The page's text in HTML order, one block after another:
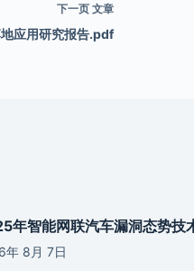
下一页 文章
应用研究报告.pdf
年智能网联汽车漏洞态势
年 8月 7日